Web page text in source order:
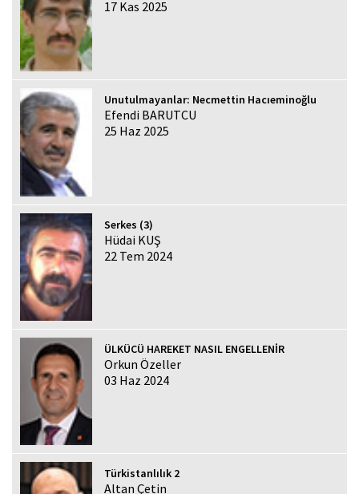
17 Kas 2025
Unutulmayanlar: Necmettin Hacıeminoğlu
Efendi BARUTCU
25 Haz 2025
Serkes (3)
Hüdai KUŞ
22 Tem 2024
ÜLKÜCÜ HAREKET NASIL ENGELLENİR
Orkun Özeller
03 Haz 2024
Türkistanlılık 2
Altan Çetin